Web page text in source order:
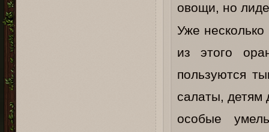
овощи, но
Уже
из этого
пользуются
салаты, детям
особые